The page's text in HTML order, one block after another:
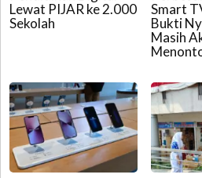
Lewat PIJAR ke 2.000
Sekolah
Smart
Bukti
Masih